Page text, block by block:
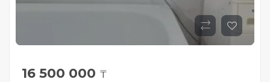
16 500 000 ₸